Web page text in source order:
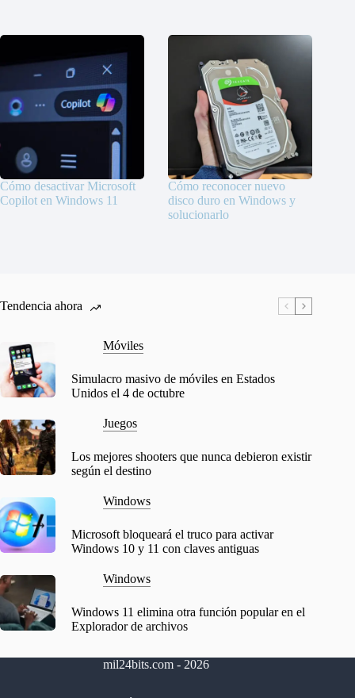
Cómo desactivar Microsoft
Copilot en Windows 11
Cómo reconocer nuevo
disco duro en Windows y
solucionarlo
Tendencia ahora
Móviles
Simulacro masivo de móviles en Estados
Unidos el 4 de octubre
Juegos
Los mejores shooters que nunca debieron existir
según el destino
Windows
Microsoft bloqueará el truco para activar
Windows 10 y 11 con claves antiguas
Windows
Windows 11 elimina otra función popular en el
Explorador de archivos
mil24bits.com - 2026